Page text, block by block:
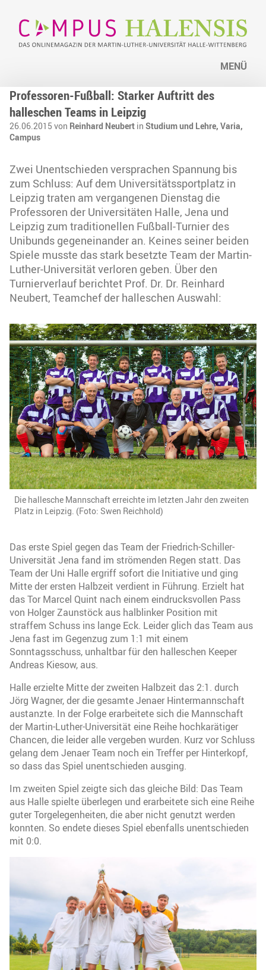
MENÜ
Professoren-Fußball: Starker Auftritt des
halleschen Teams in Leipzig
26.06.2015 von Reinhard Neubert in Studium und Lehre, Varia,
Campus
Zwei Unentschieden versprachen Spannung bis
zum Schluss: Auf dem Universitätssportplatz in
Leipzig traten am vergangenen Dienstag die
Professoren der Universitäten Halle, Jena und
Leipzig zum traditionellen Fußball-Turnier des
Unibunds gegeneinander an. Keines seiner beiden
Spiele musste das stark besetzte Team der Martin-
Luther-Universität verloren geben. Über den
Turnierverlauf berichtet Prof. Dr. Dr. Reinhard
Neubert, Teamchef der halleschen Auswahl:
Die hallesche Mannschaft erreichte im letzten Jahr den zweiten
Platz in Leipzig. (Foto: Swen Reichhold)
Das erste Spiel gegen das Team der Friedrich-Schiller-
Universität Jena fand im strömenden Regen statt. Das
Team der Uni Halle ergriff sofort die Initiative und ging
Mitte der ersten Halbzeit verdient in Führung. Erzielt hat
das Tor Marcel Quint nach einem eindrucksvollen Pass
von Holger Zaunstöck aus halblinker Position mit
straffem Schuss ins lange Eck. Leider glich das Team aus
Jena fast im Gegenzug zum 1:1 mit einem
Sonntagsschuss, unhaltbar für den halleschen Keeper
Andreas Kiesow, aus.
Halle erzielte Mitte der zweiten Halbzeit das 2:1. durch
Jörg Wagner, der die gesamte Jenaer Hintermannschaft
austanzte. In der Folge erarbeitete sich die Mannschaft
der Martin-Luther-Universität eine Reihe hochkarätiger
Chancen, die leider alle vergeben wurden. Kurz vor Schluss
gelang dem Jenaer Team noch ein Treffer per Hinterkopf,
so dass das Spiel unentschieden ausging.
Im zweiten Spiel zeigte sich das gleiche Bild: Das Team
aus Halle spielte überlegen und erarbeitete sich eine Reihe
guter Torgelegenheiten, die aber nicht genutzt werden
konnten. So endete dieses Spiel ebenfalls unentschieden
mit 0:0.